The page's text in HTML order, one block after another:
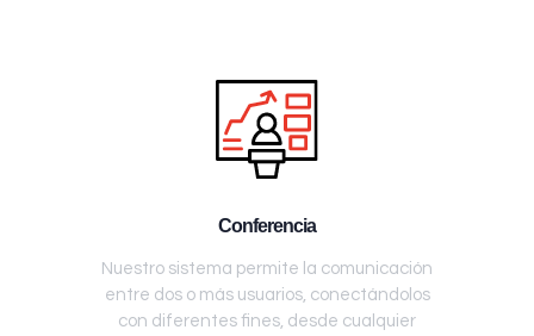
Conferencia
Nuestro sistema permite la comunicación
entre dos o más usuarios, conectándolos
con diferentes fines, desde cualquier